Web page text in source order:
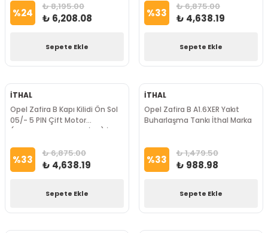
%24 ₺ 8,195.00
₺ 6,208.08
Sepete Ekle
%33 ₺ 6,875.00
₺ 4,638.19
Sepete Ekle
İTHAL
Opel Zafira B Kapı Kilidi Ön Sol
05/- 5 PIN Çift Motor
(Deadlock Kilitlenme İçin) İthal
%33 ₺ 6,875.00
₺ 4,638.19
Sepete Ekle
İTHAL
Opel Zafira B A1.6XER Yakıt
Buharlaşma Tankı İthal Marka
%33 ₺ 1,479.50
₺ 988.98
Sepete Ekle